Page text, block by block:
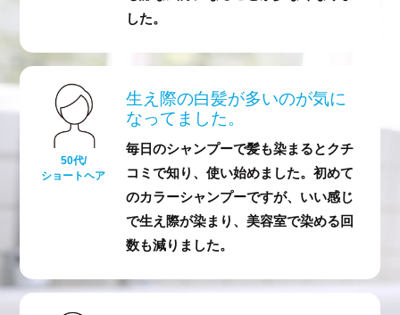
した。
50代/
ショートヘア
生え際の白髪が多いのが気に
なってました。
毎日のシャンプーで髪も染まるとクチ
コミで知り、使い始めました。初めて
のカラーシャンプーですが、いい感じ
で生え際が染まり、美容室で染める回
数も減りました。